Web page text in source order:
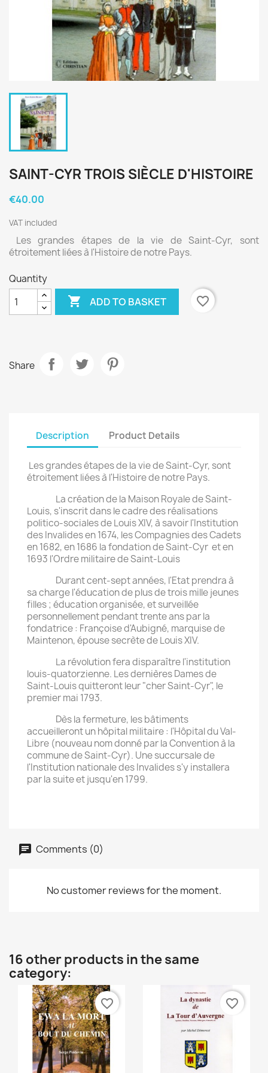
SAINT-CYR TROIS SIÈCLE D'HISTOIRE
€40.00
VAT included
Les grandes étapes de la vie de Saint-Cyr, sont
étroitement liées à l'Histoire de notre Pays.
Quantity
 ADD TO BASKET favorite_border
Share
Description Product Details
Les grandes étapes de la vie de Saint-Cyr, sont
étroitement liées à l'Histoire de notre Pays.
La création de la Maison Royale de Saint-
Louis, s'inscrit dans le cadre des réalisations
politico-sociales de Louis XIV, à savoir l'Institution
des Invalides en 1674, les Compagnies des Cadets
en 1682, en 1686 la fondation de Saint-Cyr et en
1693 l'Ordre militaire de Saint-Louis
Durant cent-sept années, l'Etat prendra à
sa charge l'éducation de plus de trois mille jeunes
filles ; éducation organisée, et surveillée
personnellement pendant trente ans par la
fondatrice : Françoise d'Aubigné, marquise de
Maintenon, épouse secrète de Louis XIV.
La révolution fera disparaître l'institution
louis-quatorzienne. Les dernières Dames de
Saint-Louis quitteront leur "cher Saint-Cyr", le
premier mai 1793.
Dès la fermeture, les bâtiments
accueilleront un hôpital militaire : l'Hôpital du Val-
Libre (nouveau nom donné par la Convention à la
commune de Saint-Cyr). Une succursale de
l'Institution nationale des Invalides s'y installera
par la suite et jusqu'en 1799.
Comments (0)
No customer reviews for the moment.
16 other products in the same
category:
favorite_border favorite_border